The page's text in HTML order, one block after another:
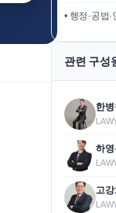
• 행정·공법
관련 구성
한병
하영
고